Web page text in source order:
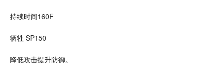
持续时间160F
牺牲 SP150
降低攻击提升防御。